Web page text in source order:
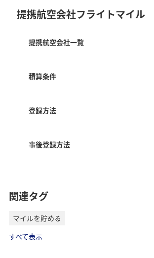
提携航空会社フライトマイル
提携航空会社一覧
積算条件
登録方法
事後登録方法
関連タグ
マイルを貯める
すべて表示